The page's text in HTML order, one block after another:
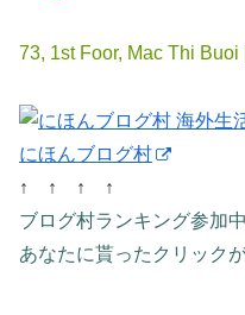
73, 1st Foor, Mac Thi
にほんブログ村
↑ ↑ ↑ ↑
ブログ村ランキング参加中
あなたに貰ったクリック